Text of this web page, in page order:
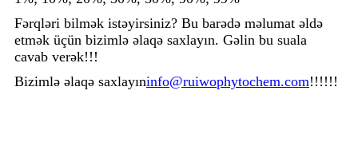
Fərqləri bilmək istəyirsiniz? Bu barədə məlumat əldə
etmək üçün bizimlə əlaqə saxlayın. Gəlin bu suala
cavab verək!!!
Bizimlə əlaqə saxlayıninfo@ruiwophytochem.com!!!!!!